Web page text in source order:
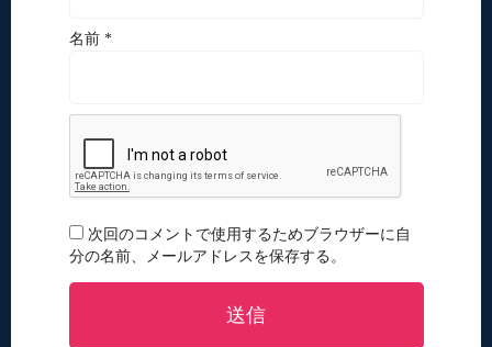
名前 *
次回のコメントで使用するためブラウザーに自
分の名前、メールアドレスを保存する。
送信